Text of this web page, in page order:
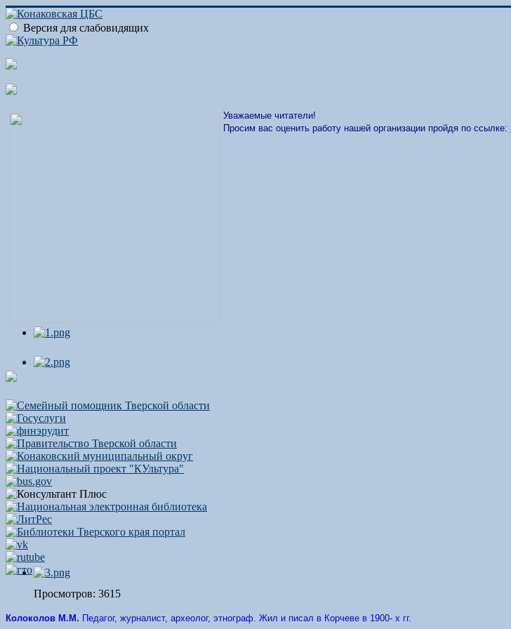
Версия для слабовидящих
Уважаемые читатели!
Просим вас оценить работу нашей организации пройдя по ссылке:
Просмотров: 3615
Колоколов М.М. Педагог, журналист, археолог, этнограф. Жил и писал в Корчеве в 1900- х гг.